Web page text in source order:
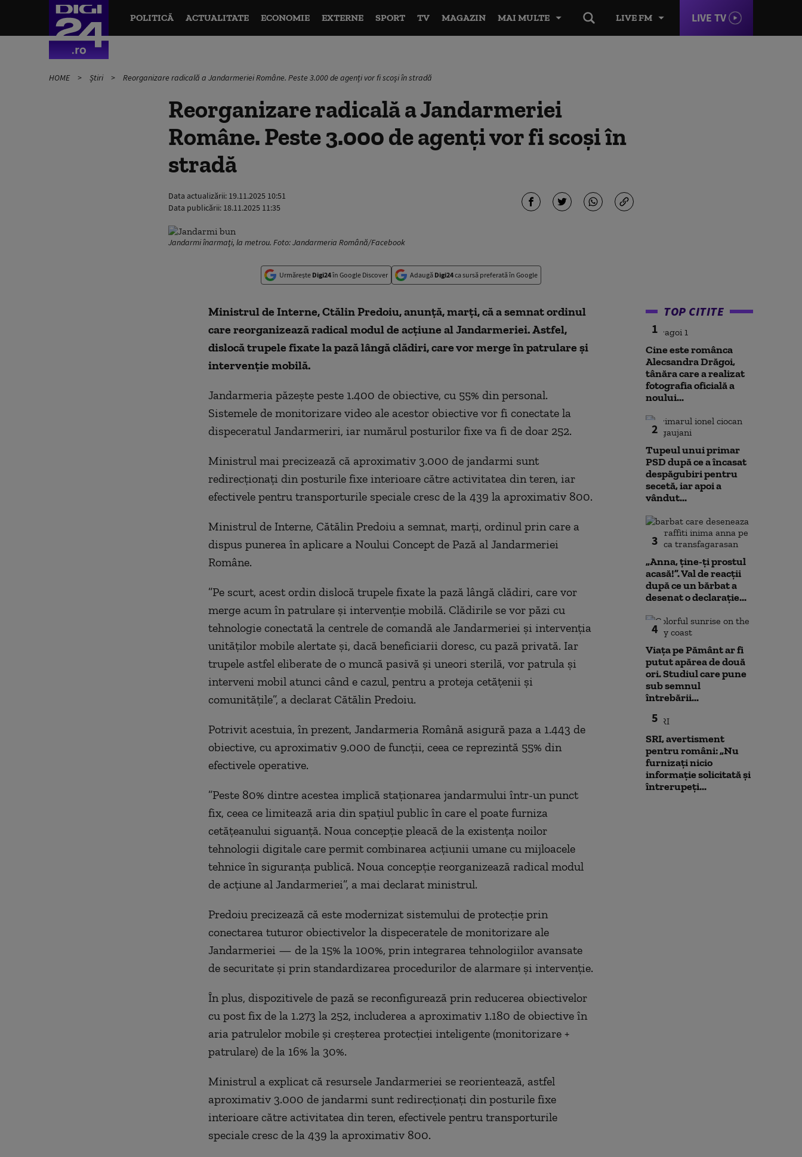
LIVE FM LIVE TV
POLITICĂ ACTUALITATE ECONOMIE EXTERNE SPORT TV MAGAZIN MAI MULTE
HOME Știri Reorganizare radicală a Jandarmeriei Române. Peste 3.000 de agenți vor fi scoși în stradă
Reorganizare radicală a Jandarmeriei
Române. Peste 3.000 de agenți vor fi scoși în
stradă
Data actualizării: 19.11.2025 10:51
Data publicării: 18.11.2025 11:35
Jandarmi înarmați, la metrou. Foto: Jandarmeria Română/Facebook
Urmărește Digi24în Google Discover Adaugă Digi24ca sursă preferată în Google
Ministrul de Interne, Ctălin Predoiu, anunţă, marţi, că a semnat ordinul
care reorganizează radical modul de acţiune al Jandarmeriei. Astfel,
dislocă trupele fixate la pază lângă clădiri, care vor merge în patrulare şi
intervenţie mobilă.
Jandarmeria păzeşte peste 1.400 de obiective, cu 55% din personal.
Sistemele de monitorizare video ale acestor obiective vor fi conectate la
dispeceratul Jandarmeriri, iar numărul posturilor fixe va fi de doar 252.
Ministrul mai precizează că aproximativ 3.000 de jandarmi sunt
redirecţionaţi din posturile fixe interioare către activitatea din teren, iar
efectivele pentru transporturile speciale cresc de la 439 la aproximativ 800.
Ministrul de Interne, Cătălin Predoiu a semnat, marţi, ordinul prin care a
dispus punerea în aplicare a Noului Concept de Pază al Jandarmeriei
Române.
”Pe scurt, acest ordin dislocă trupele fixate la pază lângă clădiri, care vor
merge acum în patrulare şi intervenţie mobilă. Clădirile se vor păzi cu
tehnologie conectată la centrele de comandă ale Jandarmeriei şi intervenţia
unităţilor mobile alertate şi, dacă beneficiarii doresc, cu pază privată. Iar
trupele astfel eliberate de o muncă pasivă şi uneori sterilă, vor patrula şi
interveni mobil atunci când e cazul, pentru a proteja cetăţenii şi
comunităţile”, a declarat Cătălin Predoiu.
Potrivit acestuia, în prezent, Jandarmeria Română asigură paza a 1.443 de
obiective, cu aproximativ 9.000 de funcţii, ceea ce reprezintă 55% din
efectivele operative.
”Peste 80% dintre acestea implică staţionarea jandarmului într-un punct
fix, ceea ce limitează aria din spaţiul public în care el poate furniza
cetăţeanului siguanţă. Noua concepţie pleacă de la existenţa noilor
tehnologii digitale care permit combinarea acţiunii umane cu mijloacele
tehnice în siguranţa publică. Noua concepţie reorganizează radical modul
de acţiune al Jandarmeriei”, a mai declarat ministrul.
Predoiu precizează că este modernizat sistemului de protecţie prin
conectarea tuturor obiectivelor la dispeceratele de monitorizare ale
Jandarmeriei — de la 15% la 100%, prin integrarea tehnologiilor avansate
de securitate şi prin standardizarea procedurilor de alarmare şi intervenţie.
În plus, dispozitivele de pază se reconfigurează prin reducerea obiectivelor
cu post fix de la 1.273 la 252, includerea a aproximativ 1.180 de obiective în
aria patrulelor mobile şi creşterea protecţiei inteligente (monitorizare +
patrulare) de la 16% la 30%.
Ministrul a explicat că resursele Jandarmeriei se reorientează, astfel
aproximativ 3.000 de jandarmi sunt redirecţionaţi din posturile fixe
interioare către activitatea din teren, efectivele pentru transporturile
speciale cresc de la 439 la aproximativ 800.
TOP CITITE
1
Cine este românca
Alecsandra Drăgoi,
tânăra care a realizat
fotografia oficială a
noului...
2
Tupeul unui primar
PSD după ce a încasat
despăgubiri pentru
secetă, iar apoi a
vândut...
3
„Anna, ţine-ţi prostul
acasă!”. Val de reacții
după ce un bărbat a
desenat o declarație...
4
Viața pe Pământ ar fi
putut apărea de două
ori. Studiul care pune
sub semnul
întrebării...
5
SRI, avertisment
pentru români: „Nu
furnizați nicio
informație solicitată și
întrerupeți...